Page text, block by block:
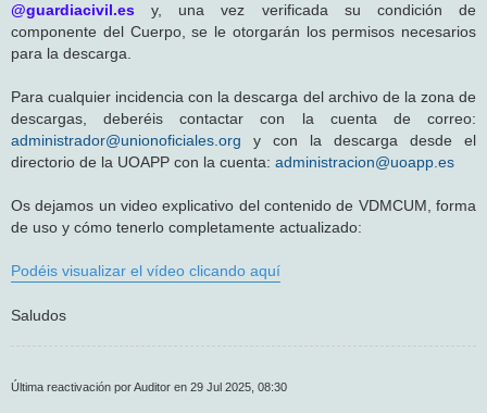
@guardiacivil.es y, una vez verificada su condición de
componente del Cuerpo, se le otorgarán los permisos necesarios
para la descarga.
Para cualquier incidencia con la descarga del archivo de la zona de
descargas, deberéis contactar con la cuenta de correo:
administrador@unionoficiales.org y con la descarga desde el
directorio de la UOAPP con la cuenta: administracion@uoapp.es
Os dejamos un video explicativo del contenido de VDMCUM, forma
de uso y cómo tenerlo completamente actualizado:
Podéis visualizar el vídeo clicando aquí
Saludos
Última reactivación por Auditor en 29 Jul 2025, 08:30